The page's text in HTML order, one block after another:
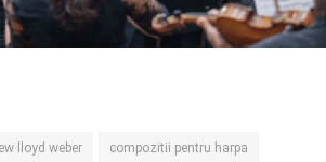
lloyd weber compozitii pentru harpa